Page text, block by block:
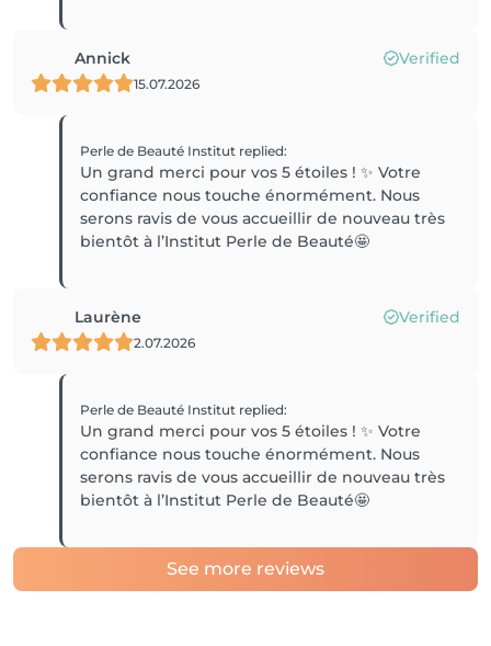
Annick Verified
15.07.2026
Perle de Beauté Institut replied:
Un grand merci pour vos 5 étoiles ! ✨ Votre
confiance nous touche énormément. Nous
serons ravis de vous accueillir de nouveau très
bientôt à l’Institut Perle de Beauté🤩
Laurène Verified
2.07.2026
Perle de Beauté Institut replied:
Un grand merci pour vos 5 étoiles ! ✨ Votre
confiance nous touche énormément. Nous
serons ravis de vous accueillir de nouveau très
bientôt à l’Institut Perle de Beauté🤩
See more reviews